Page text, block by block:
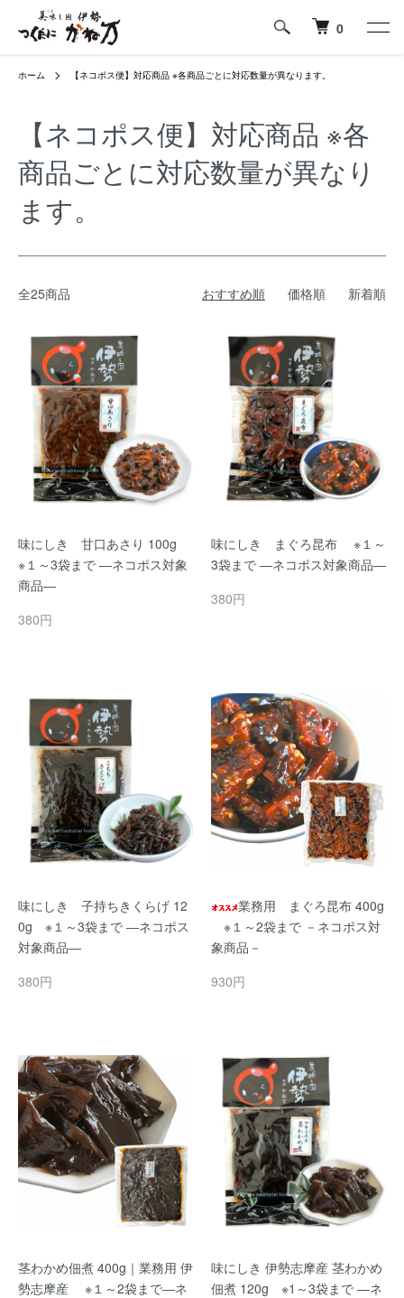
0
ホーム 【ネコポス便】対応商品 ※各商品ごとに対応数量が異なります。
【ネコポス便】対応商品 ※各
商品ごとに対応数量が異なり
ます。
全25商品 おすすめ順 価格順 新着順
味にしき 甘口あさり 100g
※１～3袋まで ―ネコポス対象
商品―
380円
味にしき まぐろ昆布 ※１～
3袋まで ―ネコポス対象商品―
380円
味にしき 子持ちきくらげ 12
0g ※１～3袋まで ―ネコポス
対象商品―
380円
業務用 まぐろ昆布 400g
※１～2袋まで －ネコポス対
象商品－
930円
茎わかめ佃煮 400g｜業務用 伊
勢志摩産 ※１～2袋まで―ネ
味にしき 伊勢志摩産 茎わかめ
佃煮 120g ※1～3袋まで ―ネ